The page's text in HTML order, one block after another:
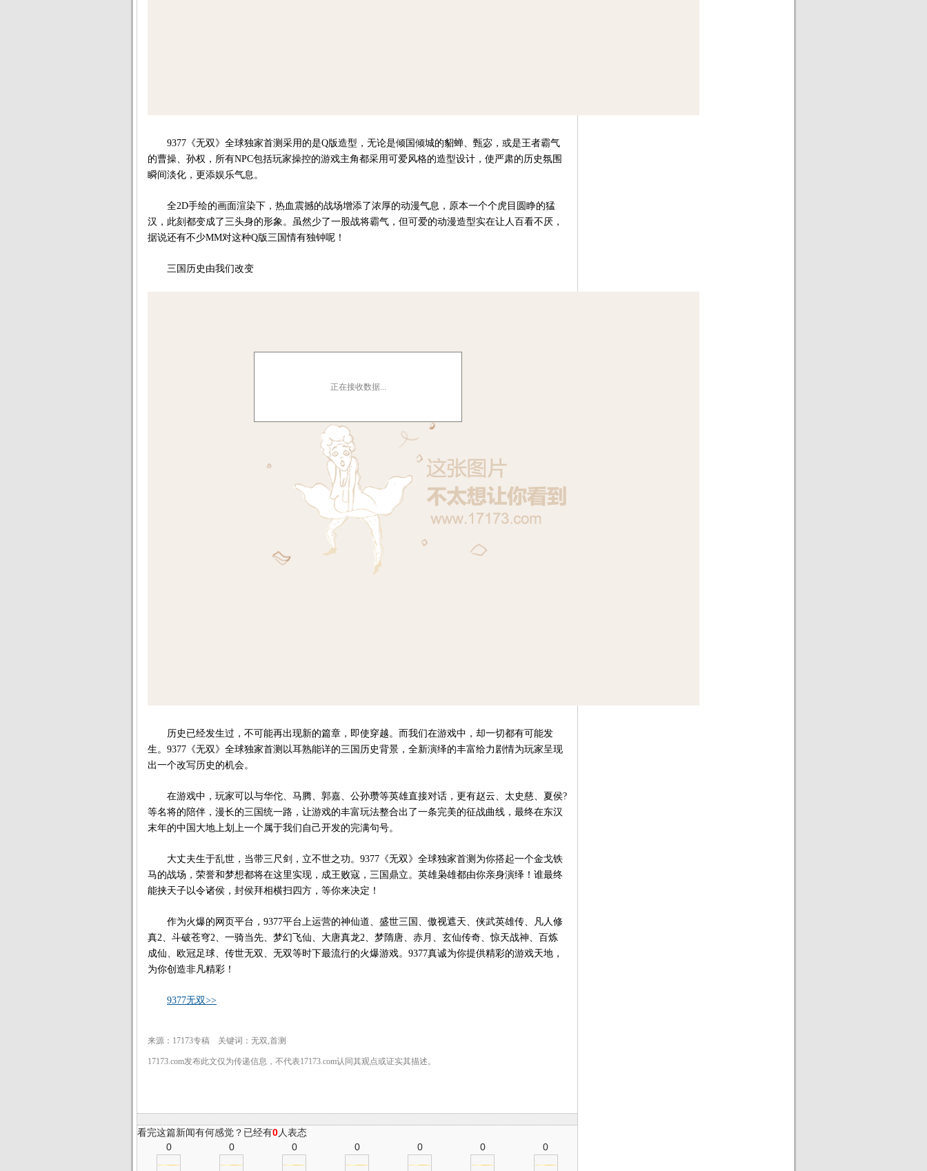
9377《无双》全球独家首测采用的是Q版造型，无论是倾国倾城的貂蝉、甄宓，或是王者霸气
的曹操、孙权，所有NPC包括玩家操控的游戏主角都采用可爱风格的造型设计，使严肃的历史氛围
瞬间淡化，更添娱乐气息。
全2D手绘的画面渲染下，热血震撼的战场增添了浓厚的动漫气息，原本一个个虎目圆睁的猛
汉，此刻都变成了三头身的形象。虽然少了一股战将霸气，但可爱的动漫造型实在让人百看不厌，
据说还有不少MM对这种Q版三国情有独钟呢！
三国历史由我们改变
历史已经发生过，不可能再出现新的篇章，即使穿越。而我们在游戏中，却一切都有可能发
生。9377《无双》全球独家首测以耳熟能详的三国历史背景，全新演绎的丰富给力剧情为玩家呈现
出一个改写历史的机会。
在游戏中，玩家可以与华佗、马腾、郭嘉、公孙瓒等英雄直接对话，更有赵云、太史慈、夏侯?
等名将的陪伴，漫长的三国统一路，让游戏的丰富玩法整合出了一条完美的征战曲线，最终在东汉
末年的中国大地上划上一个属于我们自己开发的完满句号。
大丈夫生于乱世，当带三尺剑，立不世之功。9377《无双》全球独家首测为你搭起一个金戈铁
马的战场，荣誉和梦想都将在这里实现，成王败寇，三国鼎立。英雄枭雄都由你亲身演绎！谁最终
能挟天子以令诸侯，封侯拜相横扫四方，等你来决定！
作为火爆的网页平台，9377平台上运营的神仙道、盛世三国、傲视遮天、侠武英雄传、凡人修
真2、斗破苍穹2、一骑当先、梦幻飞仙、大唐真龙2、梦隋唐、赤月、玄仙传奇、惊天战神、百炼
成仙、欧冠足球、传世无双、无双等时下最流行的火爆游戏。9377真诚为你提供精彩的游戏天地，
为你创造非凡精彩！
9377无双>>
来源：17173专稿 关键词：无双,首测
17173.com发布此文仅为传递信息，不代表17173.com认同其观点或证实其描述。
看完这篇新闻有何感觉？已经有0人表态
0
0 0 0 0 0 0
正在接收数据...